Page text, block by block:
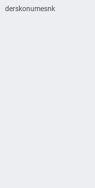
derskonumesnk